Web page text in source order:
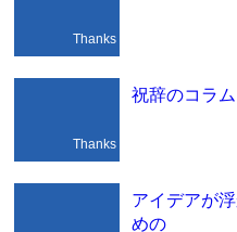
Thanks
Thanks
祝辞のコラ
アイデアが
めの